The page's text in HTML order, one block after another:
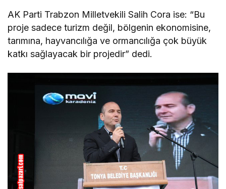
AK Parti Trabzon Milletvekili Salih Cora ise: “Bu
proje sadece turizm değil, bölgenin ekonomisine,
tarımına, hayvancılığa ve ormancılığa çok büyük
katkı sağlayacak bir projedir” dedi.